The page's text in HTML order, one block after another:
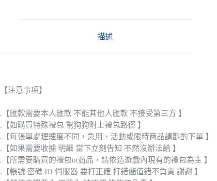
描述
【注意事項】
.【匯款需要本人匯款 不能其他人匯款 不接受第三方 】
.【如購買特殊禮包 幫狗狗附上禮包路徑 】
.【每張單處理速度不同，急用、活動或限時商品請斟酌下單 】
.【如果需要收據 明細 當下立刻告知 不然沒辦法給 】
.【所需要購買的禮包or商品，請依造遊戲內現有的禮包為主 】
.【帳號 密碼 ID 伺服器 要打正確 打錯儲值錯不負責 謝謝 】